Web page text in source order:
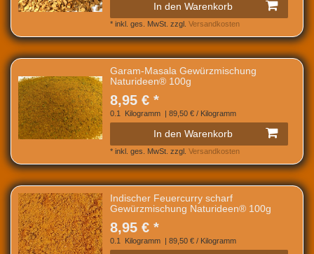
In den Warenkorb
* inkl. ges. MwSt. zzgl. Versandkosten
Garam-Masala Gewürzmischung
Naturideen® 100g
8,95 € *
0.1 Kilogramm | 89,50 € / Kilogramm
In den Warenkorb
* inkl. ges. MwSt. zzgl. Versandkosten
Indischer Feuercurry scharf
Gewürzmischung Naturideen® 100g
8,95 € *
0.1 Kilogramm | 89,50 € / Kilogramm